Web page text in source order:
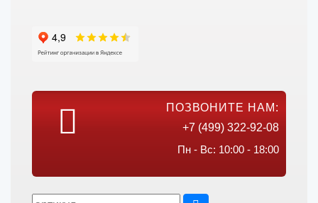
ПОЗВОНИТЕ НАМ:
+7 (499) 322-92-08
Пн - Вс: 10:00 - 18:00